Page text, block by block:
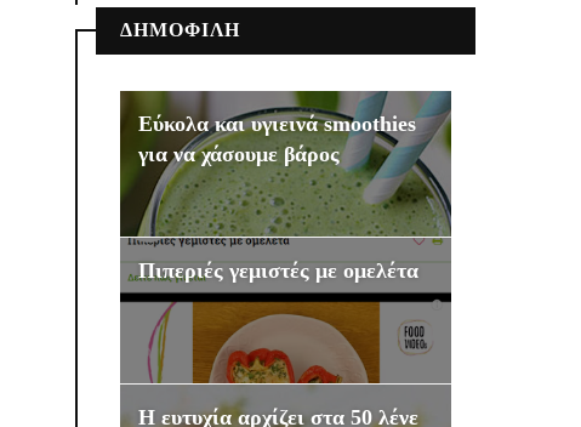
ΔΗΜΟΦΙΛΗ
Εύκολα και υγιεινά smoothies
για να χάσουμε βάρος
Πιπεριές γεμιστές με ομελέτα
Η ευτυχία αρχίζει στα 50 λένε